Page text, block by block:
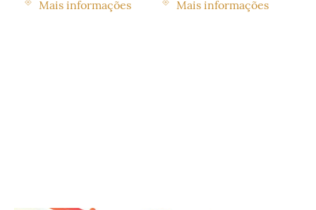
Mais informações Mais informações